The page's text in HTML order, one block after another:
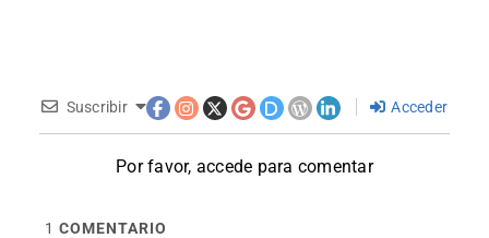
Suscribir Acceder
Por favor, accede para comentar
1 COMENTARIO